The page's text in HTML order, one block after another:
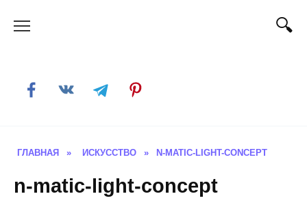
ГЛАВНАЯ » ИСКУССТВО » N-MATIC-LIGHT-CONCEPT
n-matic-light-concept